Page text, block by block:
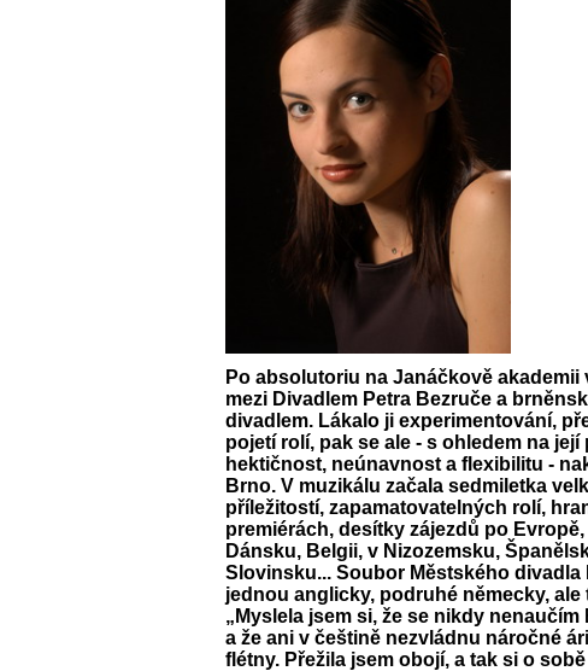
Po absolutoriu na Janáčkově akademii
mezi Divadlem Petra Bezruče a
divadlem. Lákalo ji experimentování,
pojetí rolí, pak se ale - s ohledem na
hektičnost, neúnavnost a flexibilitu -
Brno. V muzikálu začala sedmiletka
příležitostí, zapamatovatelných rolí,
premiérách, desítky zájezdů po
Dánsku, Belgii, v Nizozemsku,
Slovinsku... Soubor Městského divadla
jednou anglicky, podruhé německy, ale
„Myslela jsem si, že se nikdy
a že ani v češtině nezvládnu náročné
flétny. Přežila jsem obojí, a tak si o